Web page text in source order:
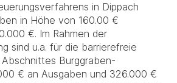
in Dippach
in Höhe von 160.00 €
€. Im Rahmen der
sind u.a. für die barrierefreie
Burggraben-
€ an Ausgaben und 326.000 €